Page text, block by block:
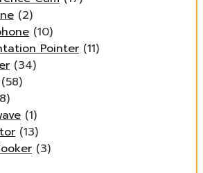
(2)
(10)
Pointer (11)
(34)
(58)
(1)
(13)
(3)